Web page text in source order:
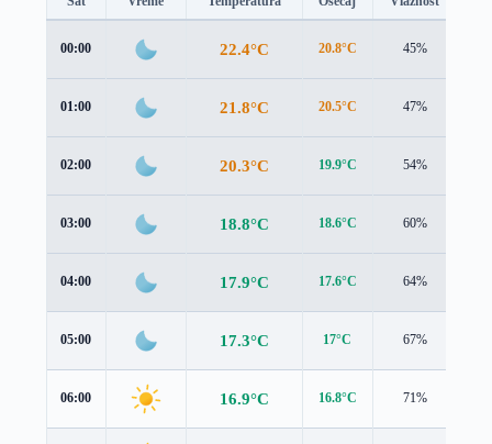
00:00 22.4°C 20.8°C 45%
01:00 21.8°C 20.5°C 47%
02:00 20.3°C 19.9°C 54%
03:00 18.8°C 18.6°C 60%
04:00 17.9°C 17.6°C 64%
05:00 17.3°C 17°C 67%
06:00 16.9°C 16.8°C 71%